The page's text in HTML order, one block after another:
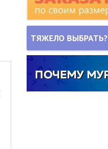
ТЯЖЕЛО ВЫБРАТЬ?